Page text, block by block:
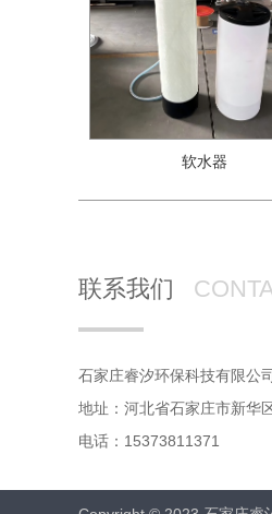
软水器
联系我们
石家庄睿汐环保科技有限公司
地址：河北省石家庄市新华
电话：15373811371